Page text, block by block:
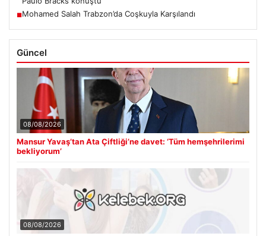
■Mohamed Salah Trabzon’da Coşkuyla Karşılandı
Güncel
08/08/2026
Mansur Yavaş’tan Ata Çiftliği’ne davet: ‘Tüm hemşehrilerimi
bekliyorum’
08/08/2026